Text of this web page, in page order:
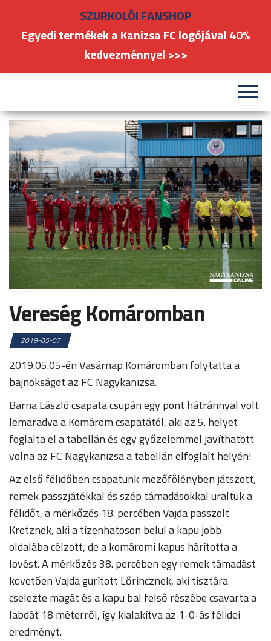
FC
#kanizsafoci
Vereség Komáromban
2019-05-07
2019.05.05-én Vasárnap Komáromban folytatta a
bajnokságot az FC Nagykanizsa.
Barna László csapata csupán egy pont hátránnyal volt
lemaradva a Komárom csapatától, aki az 5. helyet
foglalta el a tabellán és egy győzelemmel javíthatott
volna az FC Nagykanizsa a tabellán elfoglalt helyén!
Az első félidőben csapatunk mezőfölényben játszott,
remek passzjátékkal és szép támadásokkal uraltuk a
félidőt, a mérkőzés 18. percében Vajda passzolt
Kretznek, aki a tizenhatoson belül a kapu jobb
oldalába célzott, de a komáromi kapus hárította a
lövést. A mérkőzés 38. percében egy remek támadást
követően Vajda gurított Lőrincznek, aki tisztára
cselezte magát és a kapu bal felső részébe csavarta a
labdát 18 méterről, így kialakítva az 1-0-ás félidei
eredményt.
SZURKOLÓI FANSHOP
Egyedi termékek a Kanizsa FC logójával 40%
kedvezménnyel >>>